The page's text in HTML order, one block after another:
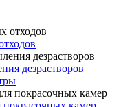
дезрастворов